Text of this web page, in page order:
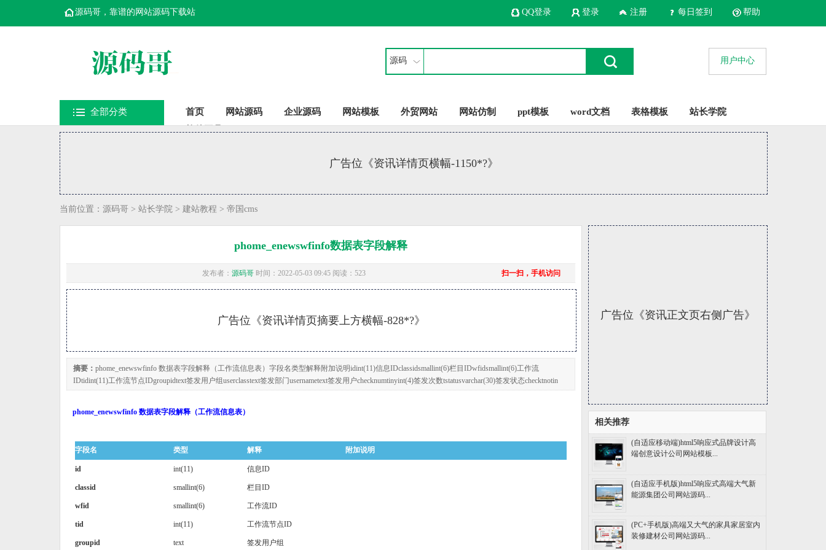
源码哥，靠谱的网站源码下载站 帮助
每日签到
注册
登录
QQ登录
源码 用户中心
全部分类 首页 网站源码 企业源码 网站模板 外贸网站 网站仿制 ppt模板 word文档 表格模板
站长学院
广告位《资讯详情页横幅-1150*?》
当前位置： 源码哥 > 站长学院 > 建站教程 > 帝国cms
phome_enewswfinfo数据表字段解释
发布者： 源码哥 时间：2022-05-03 09:45 阅读：523 扫一扫，手机访问
广告位《资讯详情页摘要上方横幅-828*?》
摘要： phome_enewswfinfo 数据表字段解释（工作流信息表）字段名类型解释附加说明idint(11)信息IDclassidsmallint(6)栏目IDwfidsmallint(6)工作流
IDtidint(11)工作流节点IDgroupidtext签发用户组userclasstext签发部门usernametext签发用户checknumtinyint(4)签发次数tstatusvarchar(30)签发状态checktnotin
phome_enewswfinfo 数据表字段解释（工作流信息表）
字段名 类型 解释 附加说明
id int(11) 信息ID
classid smallint(6) 栏目ID
wfid smallint(6) 工作流ID
tid int(11) 工作流节点ID
groupid text 签发用户组
广告位《资讯正文页右侧广告》
相关推荐
(自适应移动端)html5响应式品牌设计高
端创意设计公司网站模板...
(自适应手机版)html5响应式高端大气新
能源集团公司网站源码...
(PC+手机版)高端又大气的家具家居室内
装修建材公司网站源码...